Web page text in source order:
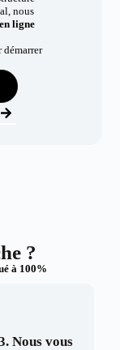
nous
ligne
démarrer
?
à 100%
Nous vous